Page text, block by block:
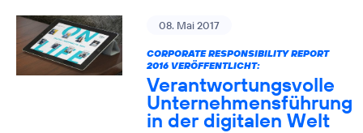
08. Mai 2017
CORPORATE RESPONSIBILITY REPORT
2016 VERÖFFENTLICHT:
Verantwortungsvolle
Unternehmensführung
in der digitalen Welt